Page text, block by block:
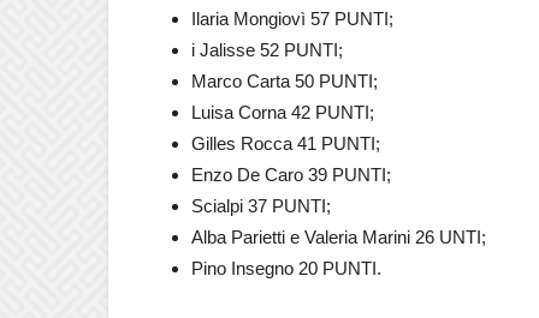
Ilaria Mongiovì 57 PUNTI;
i Jalisse 52 PUNTI;
Marco Carta 50 PUNTI;
Luisa Corna 42 PUNTI;
Gilles Rocca 41 PUNTI;
Enzo De Caro 39 PUNTI;
Scialpi 37 PUNTI;
Alba Parietti e Valeria Marini 26 UNTI;
Pino Insegno 20 PUNTI.